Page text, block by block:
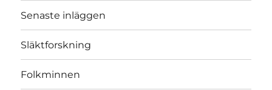
Senaste inläggen
Släktforskning
Folkminnen